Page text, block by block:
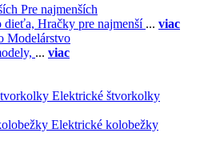
Pre najmenších
dieťa, Hračky pre najmenší ... viac
Modelárstvo
... viac
Elektrické štvorkolky
Elektrické kolobežky